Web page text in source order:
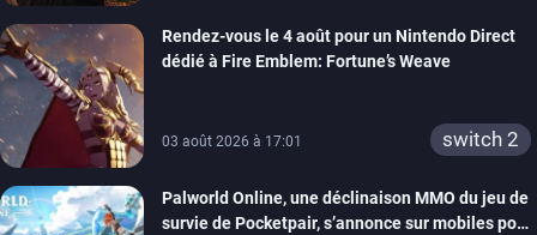
Rendez-vous le 4 août pour un Nintendo Direct
dédié à Fire Emblem: Fortune’s Weave
03 août 2026 à 17:01 switch 2
Palworld Online, une déclinaison MMO du jeu de
survie de Pocketpair, s’annonce sur mobiles pour